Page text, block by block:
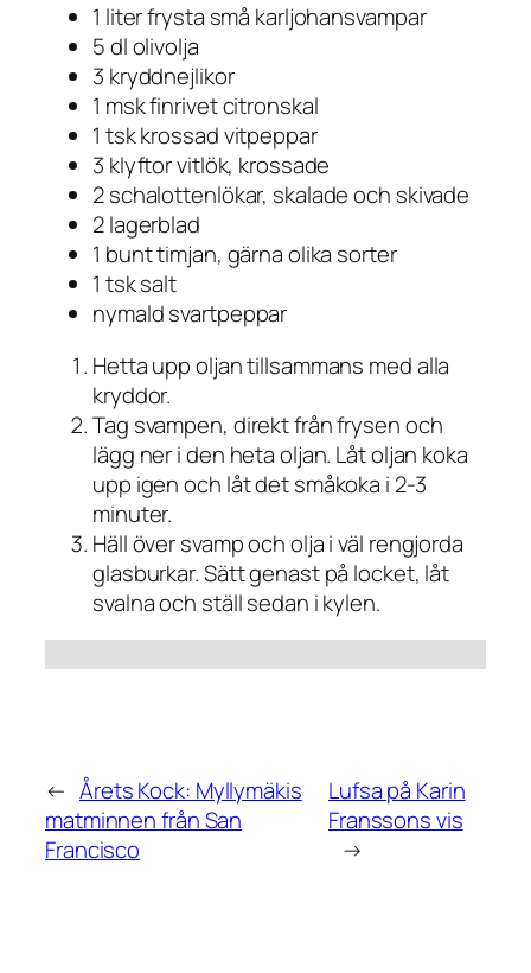
1 liter frysta små karljohansvampar
5 dl olivolja
3 kryddnejlikor
1 msk finrivet citronskal
1 tsk krossad vitpeppar
3 klyftor vitlök, krossade
2 schalottenlökar, skalade och skivade
2 lagerblad
1 bunt timjan, gärna olika sorter
1 tsk salt
nymald svartpeppar
Hetta upp oljan tillsammans med alla
kryddor.
Tag svampen, direkt från frysen och
lägg ner i den heta oljan. Låt oljan koka
upp igen och låt det småkoka i 2-3
minuter.
Häll över svamp och olja i väl rengjorda
glasburkar. Sätt genast på locket, låt
svalna och ställ sedan i kylen.
← Årets Kock: Myllymäkis
matminnen från San
Francisco
Lufsa på Karin
Franssons vis
→